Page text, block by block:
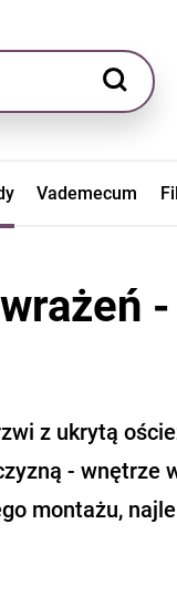
Vademecum
z ukrytą
-
montażu,